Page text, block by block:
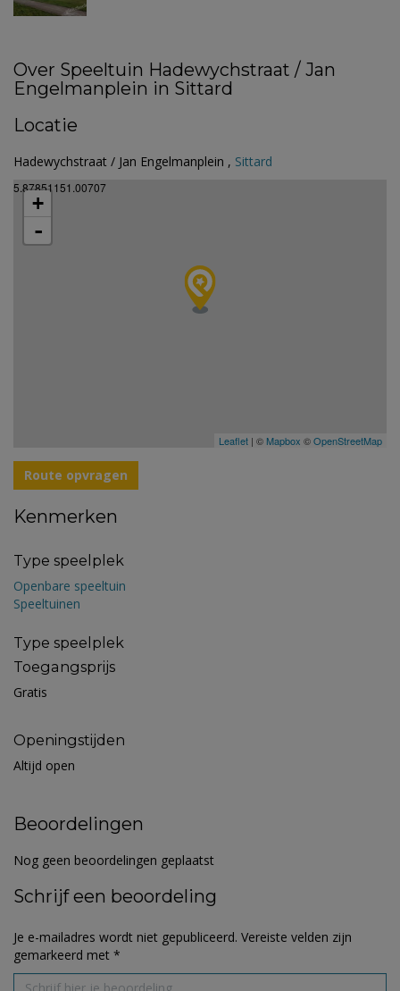
Over Speeltuin Hadewychstraat / Jan
Engelmanplein in Sittard
Locatie
Hadewychstraat / Jan Engelmanplein , Sittard
5.87851151.00707
+
-
Leaflet | © Mapbox ©OpenStreetMap
Route opvragen
Kenmerken
Type speelplek
Openbare speeltuin
Speeltuinen
Type speelplek
Toegangsprijs
Gratis
Openingstijden
Altijd open
Beoordelingen
Nog geen beoordelingen geplaatst
Schrijf een beoordeling
Je e-mailadres wordt niet gepubliceerd. Vereiste velden zijn
gemarkeerd met *